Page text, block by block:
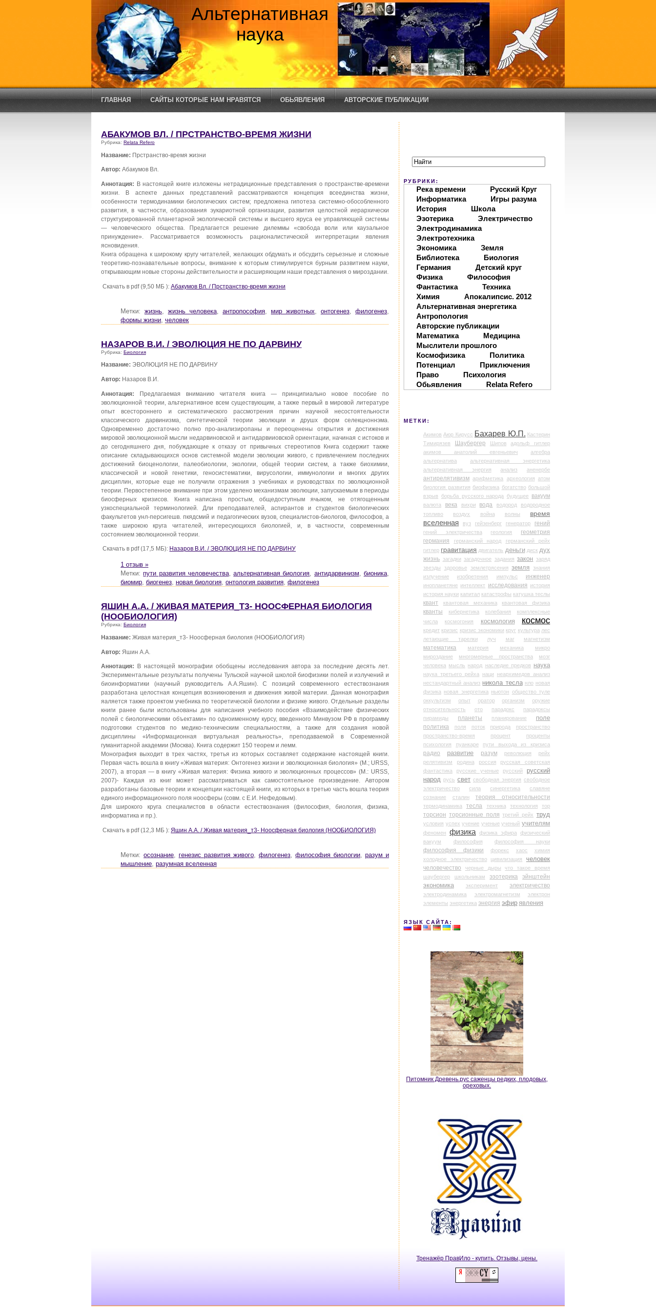
Альтернативная
наука
ГЛАВНАЯ САЙТЫ КОТОРЫЕ НАМ НРАВЯТСЯ ОБЬЯВЛЕНИЯ АВТОРСКИЕ ПУБЛИКАЦИИ
АБАКУМОВ ВЛ. / ПРСТРАНСТВО-ВРЕМЯ ЖИЗНИ
Рубрика: Relata Refero
Название: Прстранство-время жизни
Автор: Абакумов Вл.
Аннотация: В настоящей книге изложены нетрадиционные представления о пространстве-времени
жизни. В аспекте данных представлений рассматриваются концепция всеединства жизни,
особенности термодинамики биологических систем; предложена гипотеза системно-обособленного
развития, в частности, образования эукариотной организации, развития целостной иерархически
структурированной планетарной экологической системы и высшего яруса ее управляющей системы
— человеческого общества. Предлагается решение дилеммы «свобода воли или каузальное
принуждение». Рассматривается возможность рационалистической интерпретации явления
ясновидения.
Книга обращена к широкому кругу читателей, желающих обдумать и обсудить серьезные и сложные
теоретико-познавательные вопросы, внимание к которым стимулируется бурным развитием науки,
открывающим новые стороны действительности и расширяющим наши представления о мироздании.
Скачать в pdf (9,50 МБ ): Абакумов Вл. / Прстранство-время жизни
Метки: жизнь жизнь человека антропософия мир животных онтогенез филогенез
формы жизни человек
НАЗАРОВ В.И. / ЭВОЛЮЦИЯ НЕ ПО ДАРВИНУ
Рубрика: Биология
Название: ЭВОЛЮЦИЯ НЕ ПО ДАРВИНУ
Автор: Назаров В.И.
Аннотация: Предлагаемая вниманию читателя книга — принципиально новое пособие по
эволюционной теории, альтернативное всем существующим, а также первый в мировой литературе
опыт всестороннего и систематического рассмотрения причин научной несостоятельности
классического дарвинизма, синтетической теории эволюции и друшх форм селекцноннэма.
Одновременно достаточно полно про-анализиропаны и переоценены открытия и достижения
мировой эволюционной мысли недарвиновской и антидарвииовской ориентации, начиная с истоков и
до сегодняшнего дня, побуждающие к отказу от привычных стереотипов Книга содержит также
описание складывающихся основ системной модели эволюции живого, с привлечением последних
достижений биоценологии, палеобиологии, экологии, общей теории систем, а также биохимии,
классической и новой генетики, геносистематики, вирусологии, иммунологии и многих других
дисциплин, которые еще не получили отражения з учебниках и руководствах по эволюционной
теории. Первостепенное внимание при этом уделено механизмам эволюции, запускаемым в периоды
биосферных кризисов. Книга написана простым, общедоступным ячыком, не отягощенным
узкоспециальной терминологией. Дли преподавателей, аспирантов и студентов биологических
факультетов унл-персигешв. пкядсмий и педагогических вузов, специалистов-биологов, философов, а
также широкою круга читателей, интересующихся биологией, и, в частности, современным
состоянием эволюционной теории.
Скачать в pdf (17,5 МБ): Назаров В.И. / ЭВОЛЮЦИЯ НЕ ПО ДАРВИНУ
1 отзыв »
Метки:пути развития человечества,альтернативная биология, антидарвинизм,бионика,
биомир, биогенез, новая биология, онтология развития, филогенез
ЯШИН А.А. / ЖИВАЯ МАТЕРИЯ_Т3- НООСФЕРНАЯ БИОЛОГИЯ
(НООБИОЛОГИЯ)
Рубрика: Биология
Название: Живая материя_т3- Ноосферная биология (НООБИОЛОГИЯ)
Автор: Яшин А.А.
Аннотация: В настоящей монографии обобщены исследования автора за последние десять лет.
Экспериментальные результаты получены Тульской научной школой биофизики полей и излучений и
биоинформатики (научный руководитель А.А.Яшин). С позиций современного естествознания
разработана целостная концепция возникновения и движения живой материи. Данная монография
яаляется также проектом учебника по теоретической биологии и физике живого. Отдельные разделы
книги ранее были использованы для написания учебного пособия «Взаимодействие физических
полей с биологическими объектами» по одноименному курсу, введенного Минвузом РФ в программу
подготовки студентов по медико-техническим специальностям, а также для создания новой
дисциплины «Информационная виртуальная реальность», преподаваемой в Современной
гуманитарной академии (Москва). Книга содержит 150 теорем и лемм.
Монография выходит в трех частях, третья из которых составляет содержание настоящей книги.
Первая часть вошла в книгу «Живая материя: Онтогенез жизни и эволюционная биология» (М.; URSS,
2007), а вторая — в книгу «Живая материя: Физика живого и эволюционных процессов» (М.: URSS,
2007)- Каждая из книг может рассматриваться как самостоятельное произведение. Автором
разработаны базовые теории и концепции настоящей книги, из которых в третью часть вошла теория
единого информационного поля ноосферы (совм. с Е.И. Нефедовым).
Для широкого круга специалистов в области естествознания (философия, биология, физика,
информатика и пр.).
Скачать в pdf (12,3 МБ ): Яшин А.А. / Живая материя_т3- Ноосферная биология (НООБИОЛОГИЯ)
Метки: осознание, генезис развития живого, филогенез, философия биологии, разум и
мышление, разумная вселенная
РУБРИКИ:
Река времени
Русский Круг
Информатика
Игры разума
История
Школа
Эзотерика
Электричество
Электродинамика
Электротехника
Экономика
Земля
Библиотека
Биология
Германия
Детский круг
Физика
Философия
Фантастика
Техника
Химия
Апокалипсис. 2012
Альтернативная энергетика
Антропология
Авторские публикации
Математика
Медицина
Мыслители прошлого
Космофизика
Политика
Потенциал
Приключения
Право
Психология
Обьявления
Relata Refero
МЕТКИ:
Акимов Аюр Кирусс Бахарев Ю.П. Кастерин
Тимирязев
Шаубергер Шипов
адольф гитлер
акимов анатолий евгеньевич
алгебра
альтернатива
альтернативная энергетика
альтернативная энергия
анализ аненербе
антирелятивизм арифметика археология атом
биология развития биофизика богатство большой
взрыв
борьба русского народа будущее вакуум
валюта века вихри вода водород
водородное
топливо
воздух война волны
время
вселенная
вуз гейзенберг генератор гений
гений электричества геология
геометрия
германия
германский народ
германский рейх
гитлер гравитация двигатель деньги диск дух
жизнь загадки загадочное задания закон заряд
звезды
здоровье землетрясения земля
знания
излучение
изобретения импульс инженер
инопланетяне интеллект исследования история
история науки капитал катастрофы катушка теслы
квант квантовая механика квантовая физика
кванты кибернетика колебания
комплексные
числа
космогония космология космос
кредит кризис кризис экономики круг культура лес
летающие тарелки
луч маг магнетизм
математика материя механика
микро
мироздание
многомерные пространства
мозг
человека мысль народ наследие предков наука
наука третьего рейха наци
неархимедов анализ
нестандартный анализ никола тесла нло новая
физика новая энергетика ньютон общество туле
оккультизм
опыт оратор организм
оружие
относительность
ото парадокс
парадоксы
пирамиды
планеты планирование
поле
политика
поля поток природа
пространство
пространство-время
процент
проценты
психология
пуанкаре пути выхода из кризиса
радио развитие разум революция
рейх
релятивизм
родина россия
русская советская
фантастика
русские ученые русский
русский
народ русь свет свободная энергия свободное
электричество
сила синергетика
славяне
сознание
сталин теория относительности
термодинамика тесла техника технология тор
торсион торсионные поля третий рейх труд
условия успех учение ученые ученый учителям
феномен физика физика эфира
физический
вакуум
философия философия науки
философия физики форекс хаос
химия
холодное электричество
цивилизация человек
человечество черные дыры
что такое время
шаубергер
школьникам эзотерика
эйнштейн
экономика
эксперимент электричество
электродинамика электромагнетизм
электрон
элементы энергетика энергия эфир явления
ЯЗЫК САЙТА:
Питомник Древень.рус саженцы редких, плодовых,
ореховых.
Тренажёр ПравИло - купить. Отзывы, цены.